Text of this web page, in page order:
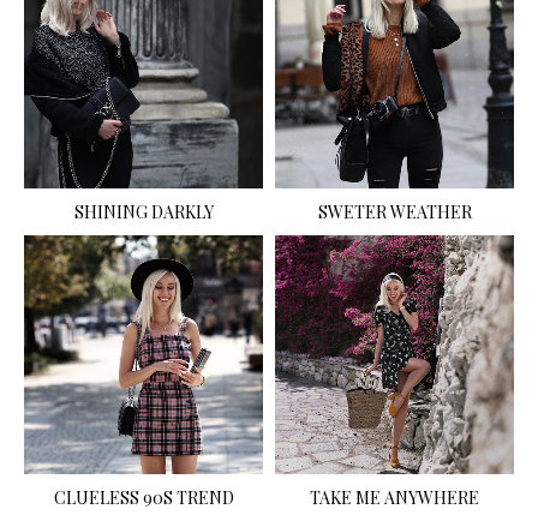
SHINING DARKLY SWETER WEATHER
CLUELESS 90S TREND TAKE ME ANYWHERE